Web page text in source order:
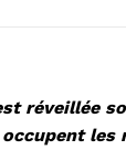
réveillée
les